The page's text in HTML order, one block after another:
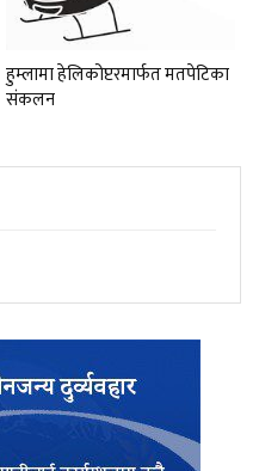
हुम्लामा हेलिकोप्टरमार्फत मतपेटिका
संकलन